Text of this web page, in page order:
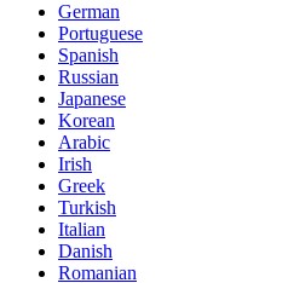
German
Portuguese
Spanish
Russian
Japanese
Korean
Arabic
Irish
Greek
Turkish
Italian
Danish
Romanian